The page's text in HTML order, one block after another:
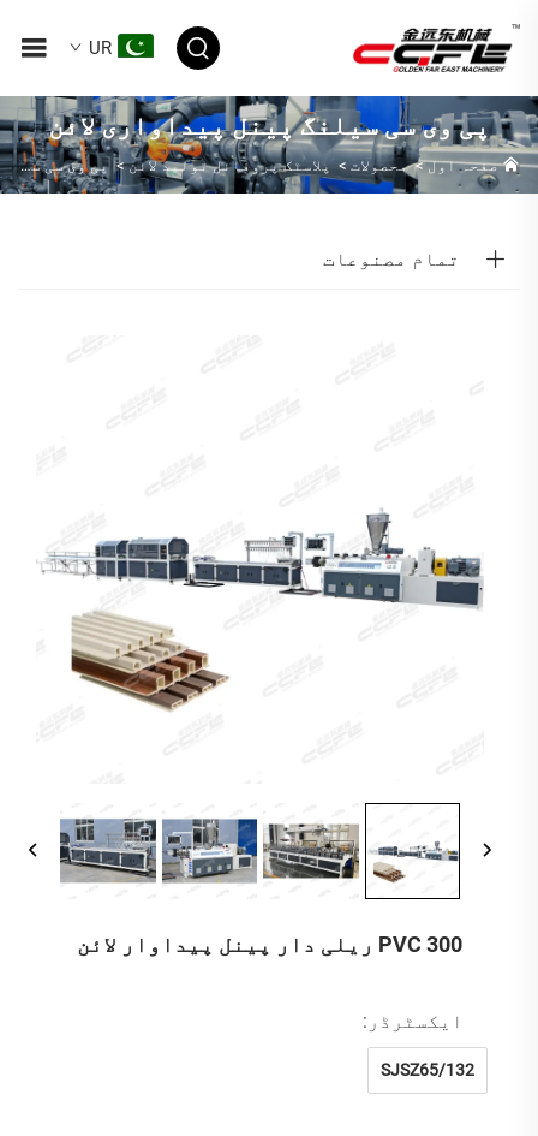
UR
پی وی سی سیلنگ پینل پیداواری لائن
صفحہ اول>محصولات>پلاسٹک پروفائل تولید لائن> پی وی سی سیلنگ پینل پیداواری لائن
تمام مصنوعات
300 PVC ریلی دار پینل پیداوار لائن
ایکسٹرڈر:
SJSZ65/132